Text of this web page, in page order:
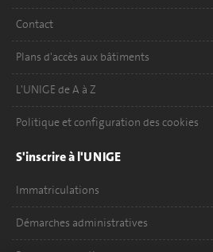
Contact
Plans d'accès aux bâtiments
L'UNIGE de A à Z
Politique et configuration des cookies
S'inscrire à l'UNIGE
Immatriculations
Démarches administratives